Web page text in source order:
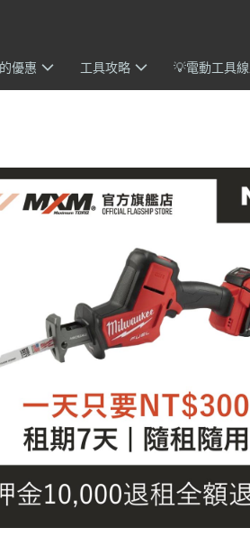
優惠 工具攻略 💡電動工具